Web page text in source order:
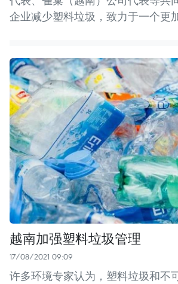
企业减少塑料垃圾，致力于一个更
越南加强塑料垃圾管理
17/08/2021 09:09
许多环境专家认为，塑料垃圾和不